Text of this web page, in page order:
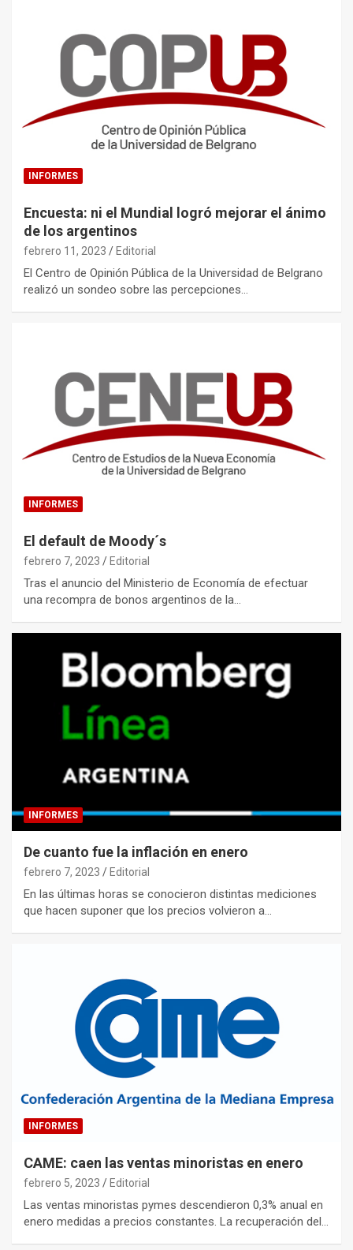
INFORMES
Encuesta: ni el Mundial logró mejorar el ánimo
de los argentinos
febrero 11, 2023 Editorial
El Centro de Opinión Pública de la Universidad de Belgrano
realizó un sondeo sobre las percepciones…
INFORMES
El default de Moody´s
febrero 7, 2023 Editorial
Tras el anuncio del Ministerio de Economía de efectuar
una recompra de bonos argentinos de la…
INFORMES
De cuanto fue la inflación en enero
febrero 7, 2023 Editorial
En las últimas horas se conocieron distintas mediciones
que hacen suponer que los precios volvieron a…
INFORMES
CAME: caen las ventas minoristas en enero
febrero 5, 2023 Editorial
Las ventas minoristas pymes descendieron 0,3% anual en
enero medidas a precios constantes. La recuperación del…